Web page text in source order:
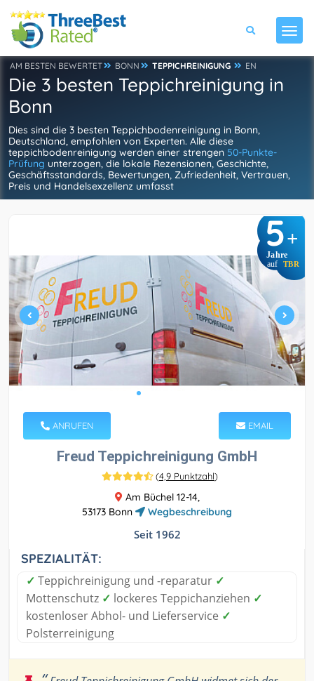
AM BESTEN BEWERTET BONN TEPPICHREINIGUNG EN
Die 3 besten Teppichreinigung in
Bonn
Dies sind die 3 besten Teppichbodenreinigung in Bonn,
Deutschland, empfohlen von Experten. Alle diese
teppichbodenreinigung werden einer strengen 50-Punkte-
Prüfung unterzogen, die lokale Rezensionen, Geschichte,
Geschäftsstandards, Bewertungen, Zufriedenheit, Vertrauen,
Preis und Handelsexzellenz umfasst
5+
Jahre
auf TBR
ANRUFEN EMAIL
Freud Teppichreinigung GmbH
(4,9 Punktzahl)
Am Büchel 12-14,
53173 Bonn
Wegbeschreibung
Seit 1962
SPEZIALITÄT:
✓ Teppichreinigung und -reparatur ✓
Mottenschutz ✓ lockeres Teppichanziehen ✓
kostenloser Abhol- und Lieferservice ✓
Polsterreinigung